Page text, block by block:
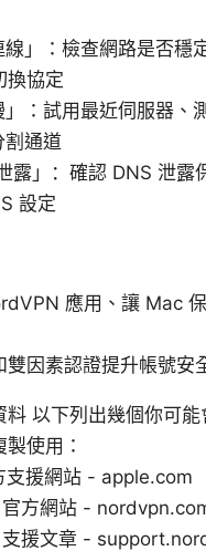
線」：檢查網路是否穩
換協定
」：試用最近伺服器、
割通道
露」：確認 DNS 泄露
設定
應用、讓 Mac
雙因素認證提升帳號安
料 以下列出幾個你可能
使用：
支援網站 - apple.com
方網站 -
援文章 -